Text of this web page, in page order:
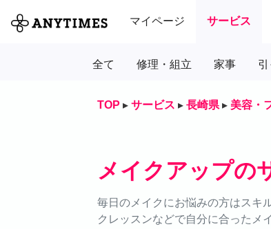
マイページ サービス
全て 修理・組立 家事
TOP ▸ サービス ▸ 長崎県 ▸ 美容・
メイクアップの
毎日のメイクにお悩みの方はスキ
クレッスンなどで自分に合ったメ